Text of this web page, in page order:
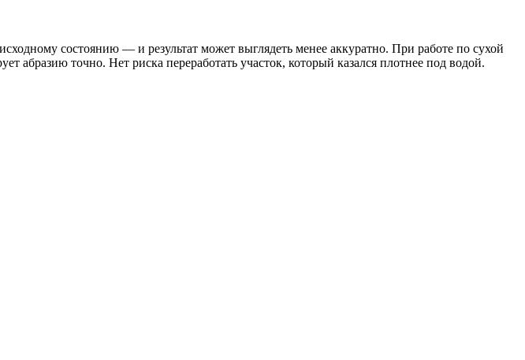
состоянию — и результат может выглядеть менее аккуратно. При работе по сухой
абразию точно. Нет риска переработать участок, который казался плотнее под водой.